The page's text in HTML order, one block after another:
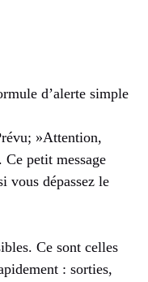
d’alerte simple
»Attention,
petit message
vous dépassez le
Ce sont celles
: sorties,